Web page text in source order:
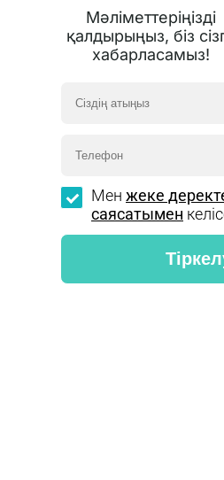
Мәліметтеріңізді
қалдырыңыз, біз
хабарласамыз!
Мен жеке
саясатымен